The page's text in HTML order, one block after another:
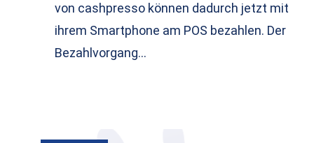
von cashpresso können dadurch jetzt mit
ihrem Smartphone am POS bezahlen. Der
Bezahlvorgang…